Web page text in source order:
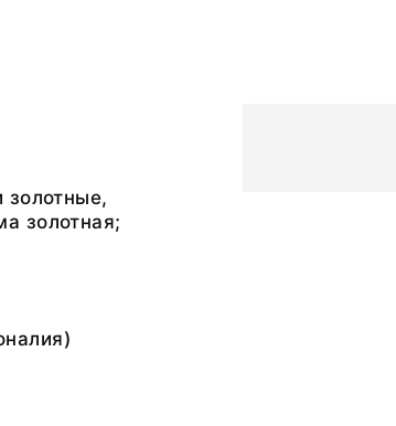
золотные,
золотная;